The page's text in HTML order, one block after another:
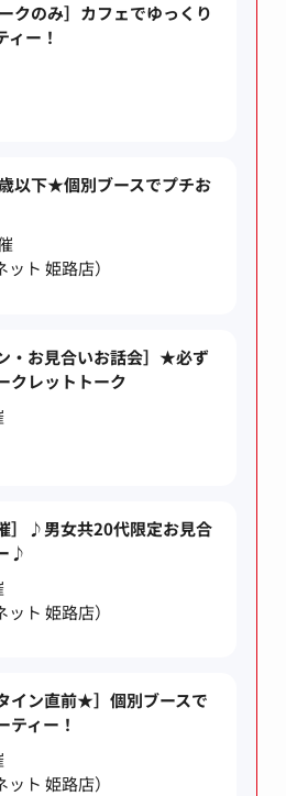
クのみ］カフェでゆっくり
ィー！
以下★個別ブースでプチお
ット 姫路店）
・お見合いお話会］★必ず
クレットトーク
］♪男女共20代限定お見合
♪
ット 姫路店）
イン直前★］個別ブースで
ティー！
ット 姫路店）